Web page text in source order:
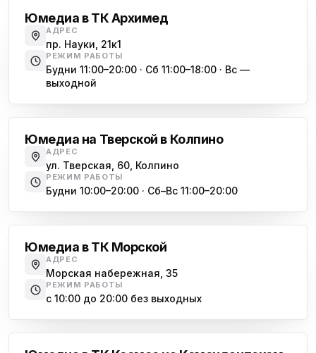
ю
Юмедиа во Всеволожске
пр. Христиновский 28, Всеволожск
Юмедиа в ТК Архимед
АДРЕС
пр. Науки, 21к1
РЕЖИМ РАБОТЫ
Будни 11:00–20:00 · Сб 11:00–18:00 · Вс —
выходной
Юмедиа на Тверской в Колпино
АДРЕС
ул. Тверская, 60, Колпино
РЕЖИМ РАБОТЫ
Будни 10:00–20:00 · Сб–Вс 11:00–20:00
Юмедиа в ТК Морской
АДРЕС
Морская набережная, 35
РЕЖИМ РАБОТЫ
с 10:00 до 20:00 без выходных